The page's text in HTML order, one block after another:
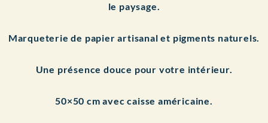
le paysage.
Marqueterie de papier artisanal et pigments naturels.
Une présence douce pour votre intérieur.
50×50 cm avec caisse américaine.